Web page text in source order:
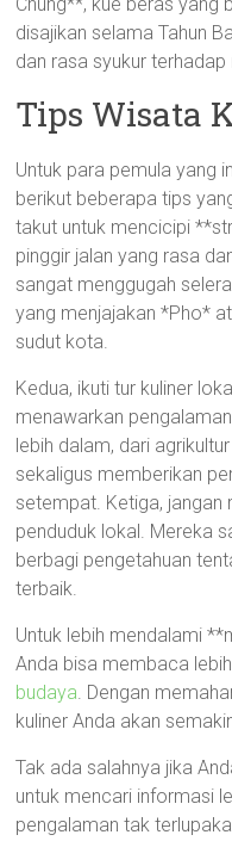
disajikan selama Tahun
dan rasa syukur
Tips Wisata
Untuk para pemula yang
berikut beberapa tips
takut untuk mencicipi
pinggir jalan yang rasa
sangat menggugah
yang menjajakan *Pho*
sudut kota.
Kedua, ikuti tur kuliner
menawarkan
lebih dalam, dari
sekaligus memberikan
setempat. Ketiga, jangan
penduduk lokal. Mereka
berbagi pengetahuan
terbaik.
Untuk lebih mendalami
Anda bisa membaca
budaya. Dengan
kuliner Anda akan
Tak ada salahnya jika
untuk mencari informasi
pengalaman tak